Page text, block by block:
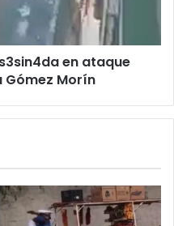
en ataque
Morín